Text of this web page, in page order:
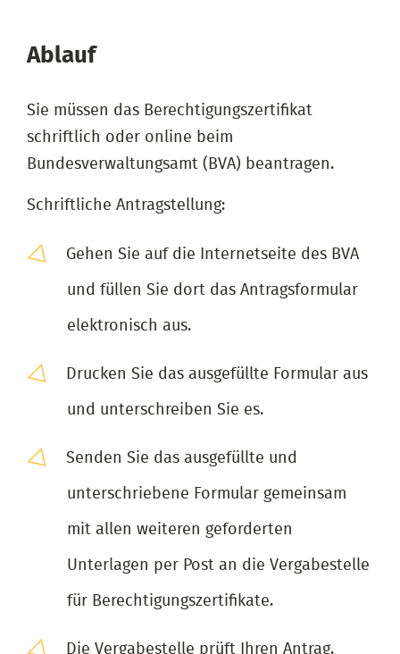
Ablauf
Sie müssen das Berechtigungszertifikat
schriftlich oder online beim
Bundesverwaltungsamt (BVA) beantragen.
Schriftliche Antragstellung:
Gehen Sie auf die Internetseite des BVA
und füllen Sie dort das Antragsformular
elektronisch aus.
Drucken Sie das ausgefüllte Formular aus
und unterschreiben Sie es.
Senden Sie das ausgefüllte und
unterschriebene Formular gemeinsam
mit allen weiteren geforderten
Unterlagen per Post an die Vergabestelle
für Berechtigungszertifikate.
Die Vergabestelle prüft Ihren Antrag.